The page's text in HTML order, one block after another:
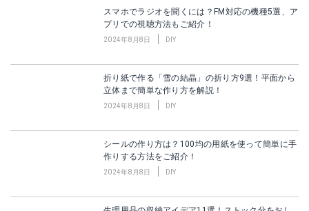
スマホでラジオを聞くには？FM対応の機種5選、ア
プリでの視聴方法もご紹介！
2024年8月8日 DIY
折り紙で作る「雪の結晶」の折り方9選！平面から
立体まで簡単な作り方を解説！
2024年8月8日 DIY
シールの作り方は？100均の用紙を使って簡単に手
作りする方法をご紹介！
2024年8月8日 DIY